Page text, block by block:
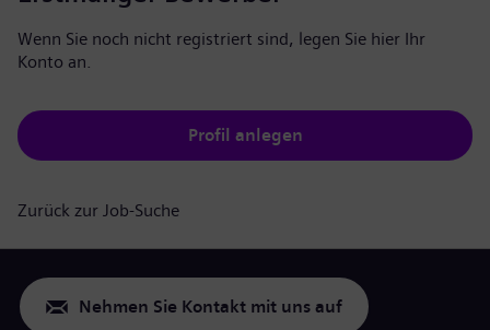
Wenn Sie noch nicht registriert sind, legen Sie hier Ihr
Konto an.
Profil anlegen
Zurück zur Job-Suche
Nehmen Sie Kontakt mit uns auf